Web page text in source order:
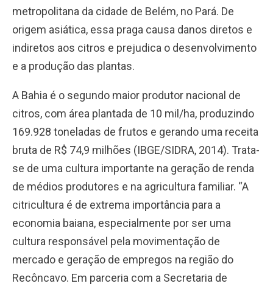
metropolitana da cidade de Belém, no Pará. De
origem asiática, essa praga causa danos diretos e
indiretos aos citros e prejudica o desenvolvimento
e a produção das plantas.
A Bahia é o segundo maior produtor nacional de
citros, com área plantada de 10 mil/ha, produzindo
169.928 toneladas de frutos e gerando uma receita
bruta de R$ 74,9 milhões (IBGE/SIDRA, 2014). Trata-
se de uma cultura importante na geração de renda
de médios produtores e na agricultura familiar. “A
citricultura é de extrema importância para a
economia baiana, especialmente por ser uma
cultura responsável pela movimentação de
mercado e geração de empregos na região do
Recôncavo. Em parceria com a Secretaria de